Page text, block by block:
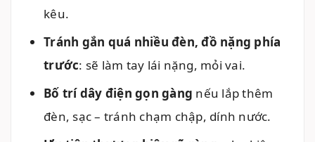
kêu.
Tránh gắn quá nhiều đèn, đồ nặng phía
trước: sẽ làm tay lái nặng, mỏi vai.
Bố trí dây điện gọn gàng nếu lắp thêm
đèn, sạc – tránh chạm chập, dính nước.